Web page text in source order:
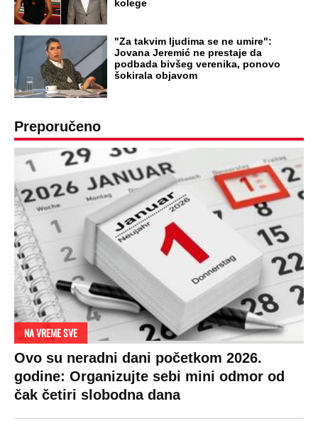
kolege
"Za takvim ljudima se ne umire":
Jovana Jeremić ne prestaje da
podbada bivšeg verenika, ponovo
šokirala objavom
Preporučeno
NA VREME SVE
Ovo su neradni dani početkom 2026.
godine: Organizujte sebi mini odmor od
čak četiri slobodna dana